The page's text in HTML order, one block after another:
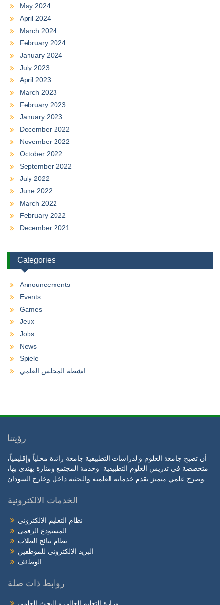
May 2024
April 2024
March 2024
February 2024
January 2024
July 2023
April 2023
March 2023
February 2023
January 2023
December 2022
November 2022
October 2022
September 2022
July 2022
June 2022
March 2022
February 2022
December 2021
Categories
Announcements
Events
Games
Jeux
Jobs
News
Spiele
انشطة المجلس العلمي
رؤيتنا
أن تصبح جامعة العلوم والدراسات التطبيقية جامعة رائدة محلياً وإقليمياً،
متخصصة في تدريس العلوم التطبيقية وخدمة المجتمع ومنارة يهتدى بها،
وصرح علمي متميز يقدم خدماته العلمية والبحثية داخل وخارج السودان.
الخدمات الالكترونية
نظام التعليم الالكتروني
المستودع الرقمي
نظام نتائج الطلاب
البريد الالكتروني للموظفين
الوظائف
روابط ذات صلة
وزارة التعليم العالي و البحث العلمي